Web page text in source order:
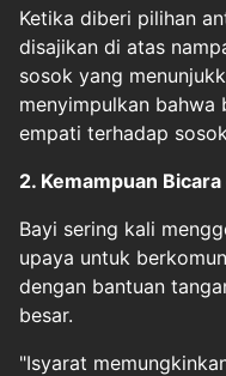
Ketika diberi pilihan
disajikan di atas
sosok yang
menyimpulkan bahwa
empati terhadap
2. Kemampuan
Bayi sering kali
upaya untuk
dengan bantuan
besar.
"Isyarat